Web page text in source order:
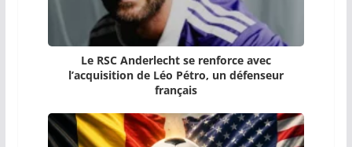
Le RSC Anderlecht se renforce avec
l’acquisition de Léo Pétro, un défenseur
français